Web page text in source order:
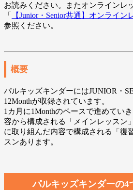
お読みください。またオンラインレ
「
【Junior・Senior共通】オンライン
参照ください。
概要
パルキッズキンダーにはJUNIOR・
12Monthが収録されています。
1カ月に1Monthのペースで進めてい
容から構成される「メインレッスン
に取り組んだ内容で構成される「復
スンあります。
パルキッズキンダーの4